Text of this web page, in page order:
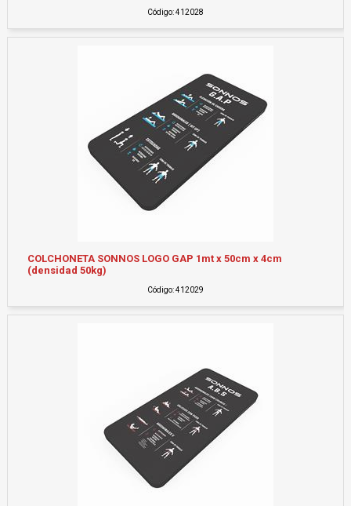
Código: 412028
COLCHONETA SONNOS LOGO GAP 1mt x 50cm x 4cm
(densidad 50kg)
Código: 412029